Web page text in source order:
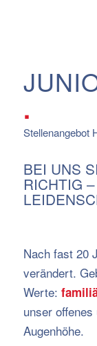
.
Stellenangebot
BEI UNS
RICHTIG
Nach fast 20
verändert.
Werte:
unser offenes
Augenhöhe.